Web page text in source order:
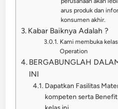
arus produk dan
konsumen akhir.
Kabar Baiknya Adalah ?
Kami membuka
Operation
BERGABUNGLAH
INI
Dapatkan Fasilitas
kompeten serta